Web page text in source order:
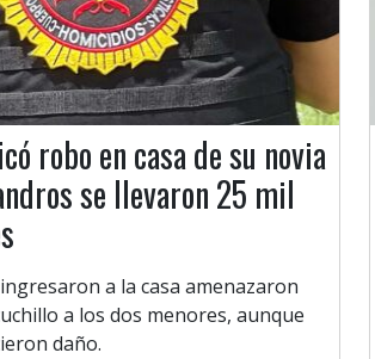
robo en casa de su novia
se llevaron 25 mil
a la casa amenazaron
a los dos menores, aunque
daño.